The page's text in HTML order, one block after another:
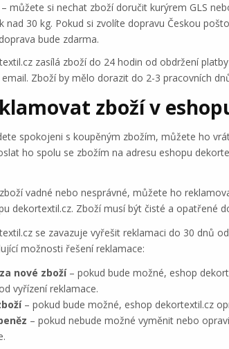
– můžete si nechat zboží doručit kurýrem GLS
nad 30 kg. Pokud si zvolíte dopravu Českou
bude zdarma.
zasílá zboží do 24 hodin od obdržení
Zboží by mělo dorazit do 2-3 pracovních
zboží v
spokojeni s koupěným zbožím, můžete ho
ho spolu se zbožím na adresu eshopu
vadné nebo nesprávné, můžete ho
dekortextil.cz. Zboží musí být čisté a opatřené
se zavazuje vyřešit reklamaci do 30 dnů
možnosti řešení reklamace:
nové zboží– pokud bude možné, eshop
vyřízení reklamace.
– pokud bude možné, eshop dekortextil.cz
– pokud nebude možné vyměnit nebo